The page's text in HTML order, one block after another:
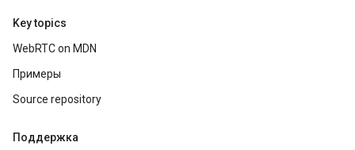
Key topics
WebRTC on MDN
Примеры
Source repository
Поддержка